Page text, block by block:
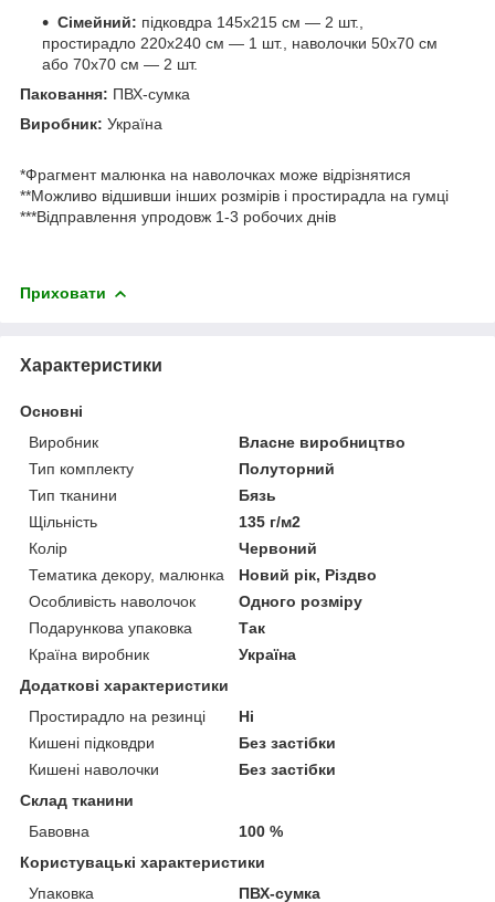
Сімейний: підковдра 145х215 см — 2 шт.,
простирадло 220х240 см — 1 шт., наволочки 50х70 см
або 70х70 см — 2 шт.
Паковання: ПВХ-сумка
Виробник: Україна
*Фрагмент малюнка на наволочках може відрізнятися
**Можливо відшивши інших розмірів і простирадла на гумці
***Відправлення упродовж 1-3 робочих днів
Приховати
Характеристики
Основні
Виробник
Власне виробництво
Тип комплекту
Полуторний
Тип тканини
Бязь
Щільність
135 г/м2
Колір
Червоний
Тематика декору, малюнка
Новий рік, Різдво
Особливість наволочок
Одного розміру
Подарункова упаковка
Так
Країна виробник
Україна
Додаткові характеристики
Простирадло на резинці
Ні
Кишені підковдри
Без застібки
Кишені наволочки
Без застібки
Склад тканини
Бавовна
100 %
Користувацькі характеристики
Упаковка
ПВХ-сумка